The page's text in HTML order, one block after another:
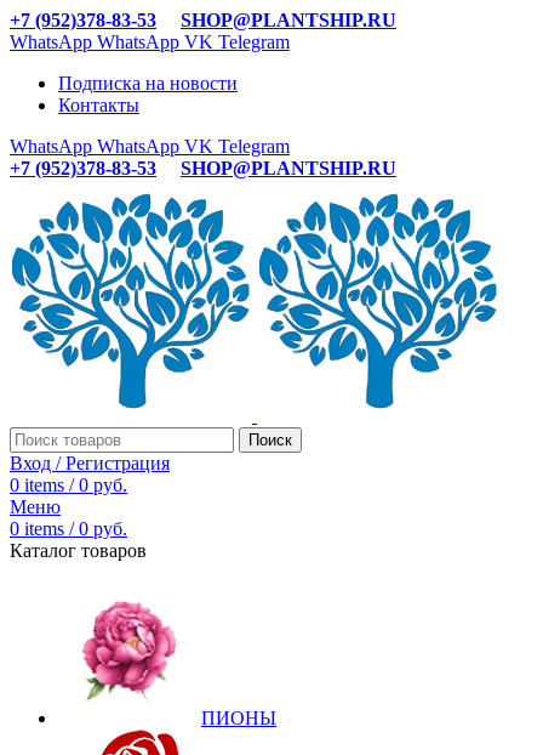
+7 (952)378-83-53
SHOP@PLANTSHIP.RU
WhatsApp WhatsApp VK Telegram
Подписка на новости
Контакты
WhatsApp WhatsApp VK Telegram
+7 (952)378-83-53
SHOP@PLANTSHIP.RU
Поиск
Вход / Регистрация
0 items / 0 руб.
Меню
0 items / 0 руб.
Каталог товаров
ПИОНЫ